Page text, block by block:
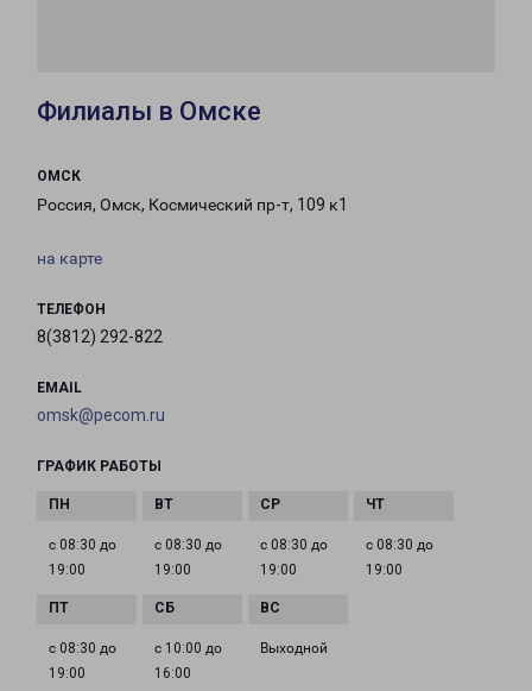
Филиалы в Омске
ОМСК
Россия, Омск, Космический пр-т, 109 к1
на карте
ТЕЛЕФОН
8(3812) 292-822
EMAIL
omsk@pecom.ru
ГРАФИК РАБОТЫ
с 08:30 до
19:00
с 08:30 до
19:00
с 08:30 до
19:00
с 08:30 до
19:00
с 08:30 до
19:00
с 10:00 до
16:00
Выходной